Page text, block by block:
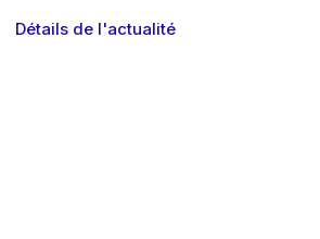
Détails de l'actualité